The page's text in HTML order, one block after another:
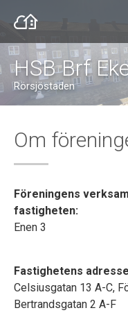
HSB Brf
Rörsjöstaden
Om
Föreningens
fastigheten:
Enen 3
Fastighetens
Celsiusgatan 13 A-C,
Bertrandsgatan 2 A-F